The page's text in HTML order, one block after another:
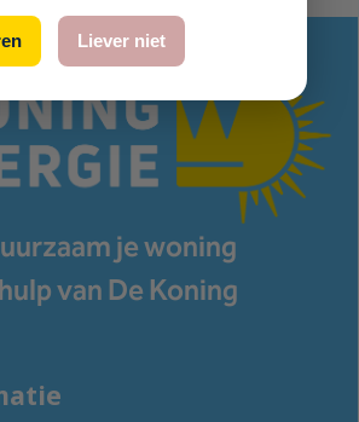
je woning
van De Koning
Liever niet